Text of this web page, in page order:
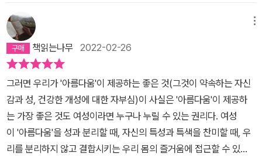
것이나 아름다움의 신에게는 모두 죄가 되기 때문이다. 물론 둘 다 피
할 수 없는 일이다. _pp. 168~169 울프는 ‘아름다움의 의식’이라는
새로운 신흥종교가 “현대 여성에게 삶을 두려워하는 신경증을 불러
일으키는 한편, 새로운 자유가 여성에게 의미하는 바도 무의미하게
만든다”고 비판한다. 온갖 수술도구로 우리 몸을 학대해야 하는 현실
이제 ‘아름다움의 신화’는 ‘성(SEX)’이라는 지극히 개인적인 영역까
지 침범해 여성의 삶을 잠식하고 있다. ‘아름다움의 포르노’와 ‘아름다
움의 사도마조히즘’으로 대표되는 폭력적인 성 이미지다. 이들은 잡
지와 영화, 광고 등을 통해 남녀의 판타지를 지속시킨다. 남자들은 화
랑을 받기 위해서. 왜 여자들은 남자의 사랑을 받기 위해 꾸미고 굶고
제 몸에 칼까지 대야 하는걸까? 여자의 가치라는 것은 남자에게 사랑
받지 않으면 무너지는걸까?영화 [나를 미치게 하는 여자] 에서 주인
공 에이미는 자신의 동생과 돌아가신 엄마에 대해 이야기를 나눈다.
엄마는 누워서도 가슴이 봉긋했지, 정말 예뻤어, 라고. 그러면서 덧붙
인다. 나는 누우면 가슴이 축 늘어지는데. 나는 이 장면을 아주 좋아했
는데, 왜냐하면 누우면 가슴이 축 늘어지는 것이 실제 여자의 육체에
일어나는 일이기 때문이다. 많은 시간 내 가슴이 생긴 모양이라든가
누웟을 때의 형태 같은 것들에 대해 어휴 이건 왜이렇게 못났어를 생
은 출발한다.그러므로 아름다움이라는 이데올로기를 깨고 여성이 자
기 존재의 자존감을 회복하기 위한 가장 중요한 질문이 바로 이 '여성
이여, 무엇을 보겠는가?' 아닐까?인류 역사를 어떤 측면에서 보면 남
성중심의 지배가 공고화해 온 과정으로도 이해할 수 있을 것이다.계
급의 발생과 동시에 소위 문명사회에서는 권력이 발생했고, 그 권력
은 예외없이 남성 중심의 지배체제를 만들어왔다.일이백년도 아니고
자그마치 5,000년에 걸쳐서 만들어져 온 체제라는 것이다. 18세기
산업혁명 이후 성립되어 지금까지 겨우 300년간 이어져온 이 자본주
의 체제가 얼마나 강고한지 보자.겨우 300년짜리도 넘을수 없는 벽
처럼 강고한데 5,000년의 지배체제는 어떨까?이에 저항하는 페미
책읽는나무 2022-02-26
그러면 우리가 '아름다움'이 제공하는 좋은 것(그것이 약속하는 자신
감과 성, 건강한 개성에 대한 자부심)이 사실은 '아름다움'이 제공하
는 가장 좋은 것도 여성이라면 누구나 누릴 수 있는 권리다. 여성
이 '아름다움'을 성과 분리할 때, 자신의 특성과 특색을 찬미할 때, 우
리를 분리하지 않고 결합시키는 우리 몸의 즐거움에 접근할 수 있